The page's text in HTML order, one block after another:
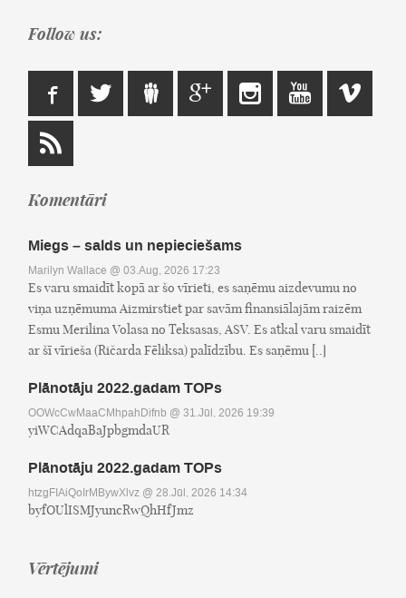
Follow us:
Komentāri
Miegs – salds un nepieciešams
Marilyn Wallace @ 03.Aug, 2026 17:23
Es varu smaidīt kopā ar šo vīrieti, es saņēmu aizdevumu no
viņa uzņēmuma Aizmirstiet par savām finansiālajām raizēm
Esmu Merilina Volasa no Teksasas, ASV. Es atkal varu smaidīt
ar šī vīrieša (Ričarda Fēliksa) palīdzību. Es saņēmu [..]
Plānotāju 2022.gadam TOPs
OOWcCwMaaCMhpahDifnb @ 31.Jūl, 2026 19:39
yiWCAdqaBaJpbgmdaUR
Plānotāju 2022.gadam TOPs
htzgFIAiQoIrMBywXlvz @ 28.Jūl, 2026 14:34
byfOUlISMJyuncRwQhHfJmz
Vērtējumi